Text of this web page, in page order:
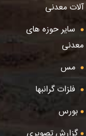
آلات معدنی
سایر حوزه های
معدنی
مس
فلزات گرانبها
بورس